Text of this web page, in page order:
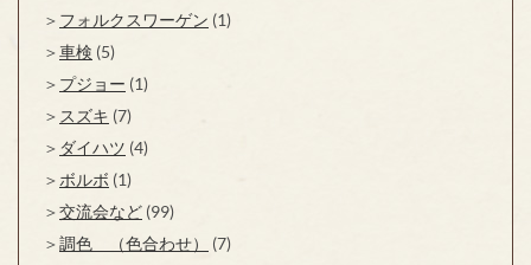
フォルクスワーゲン (1)
車検 (5)
プジョー (1)
スズキ (7)
ダイハツ (4)
ボルボ (1)
交流会など (99)
調色 （色合わせ）
(7)